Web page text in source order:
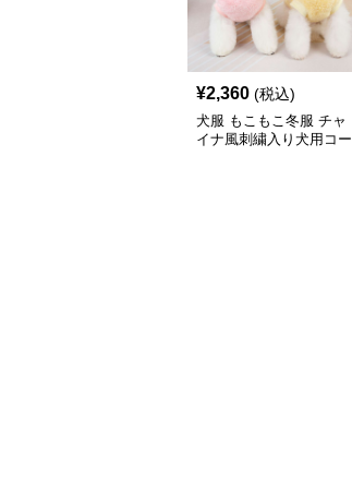
¥2,360 (税込)
犬服 もこもこ冬服 チャ
イナ風刺繍入り犬用コー